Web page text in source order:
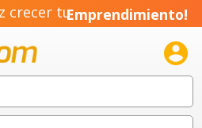
crecer tuEmprendimiento!
